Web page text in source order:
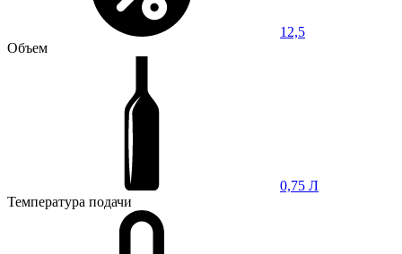
12,5
Объем
0,75 Л
Температура подачи